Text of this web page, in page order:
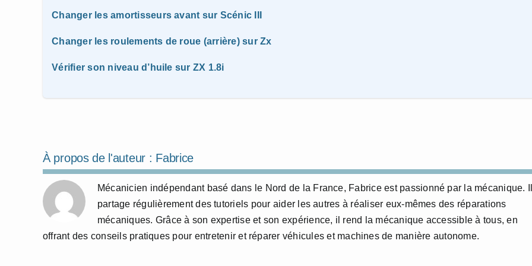
Changer les amortisseurs avant sur Scénic III
Changer les roulements de roue (arrière) sur Zx
Vérifier son niveau d’huile sur ZX 1.8i
À propos de l'auteur : Fabrice
Mécanicien indépendant basé dans le Nord de la France, Fabrice est passionné par la mécanique.
partage régulièrement des tutoriels pour aider les autres à réaliser eux-mêmes des réparations
mécaniques. Grâce à son expertise et son expérience, il rend la mécanique accessible à tous, en
offrant des conseils pratiques pour entretenir et réparer véhicules et machines de manière autonome.